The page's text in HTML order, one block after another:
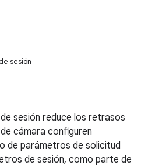
sesión
sesión reduce los retrasos
cámara configuren
de parámetros de solicitud
de sesión, como parte de